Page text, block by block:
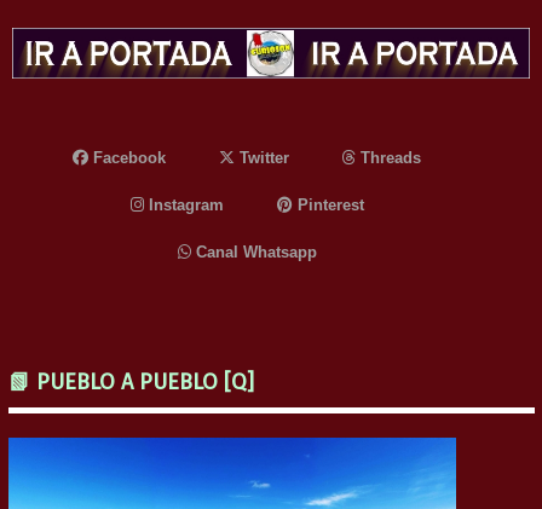
Facebook Twitter Threads
Instagram Pinterest
Canal Whatsapp
📗 PUEBLO A PUEBLO [Q]